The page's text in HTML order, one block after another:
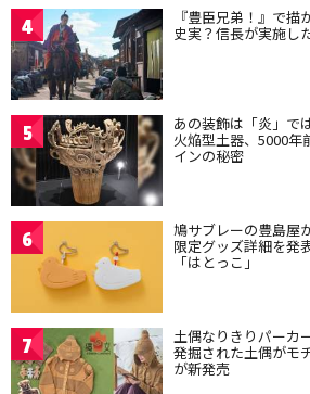
4 『豊臣兄弟！』で
史実？信長が実施し
5 あの装飾は「炎」で
火焔型土器、5000年
インの秘密
6 鳩サブレーの豊島屋
限定グッズ詳細を発
「はとっこ」
7 土偶なりきりパーカ
発掘された土偶がモ
が新発売